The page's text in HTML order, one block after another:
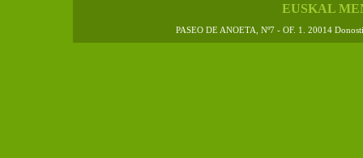
EUSKAL
PASEO DE ANOETA, Nº7 - OF. 1. 20014